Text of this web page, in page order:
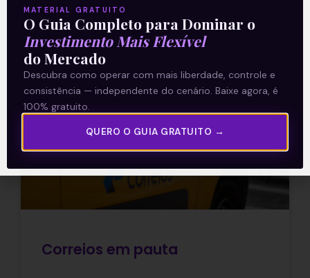
20/07/2021
E EU COM ISSO
Correios em pauta
MATERIAL GRATUITO
O Guia Completo para Dominar o
Investimento Mais Flexível
do Mercado
Descubra como operar com mais liberdade, controle e
consistência — independente do cenário. Baixe agora, é
100% gratuito.
QUERO O GUIA GRATUITO →